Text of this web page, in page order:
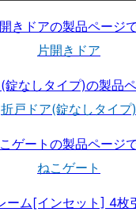
片開きドア
折戸ドア(錠なしタイプ)
ねこゲート